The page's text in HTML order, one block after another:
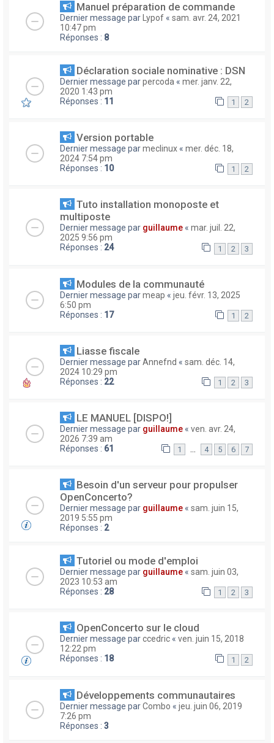
Manuel préparation de commande
Dernier message par Lypof « sam. avr. 24, 2021
10:47 pm
Réponses : 8
Déclaration sociale nominative : DSN
Dernier message parpercoda « mer. janv. 22,
2020 1:43 pm
Réponses : 11 1 2
Version portable
Dernier message parmeclinux « mer. déc. 18,
2024 7:54 pm
Réponses : 10 1 2
Tuto installation monoposte et
multiposte
Dernier message par guillaume « mar. juil. 22,
2025 9:56 pm
Réponses : 24 1 2 3
Modules de la communauté
Dernier message parmeap « jeu. févr. 13, 2025
6:50 pm
Réponses : 17 1 2
Liasse fiscale
Dernier message parAnnefnd « sam. déc. 14,
2024 10:29 pm
Réponses : 22 1 2 3
LE MANUEL [DISPO!]
Dernier message par guillaume « ven. avr. 24,
2026 7:39 am
Réponses : 61 1 … 4 5 6 7
Besoin d'un serveur pour propulser
OpenConcerto?
Dernier message par guillaume « sam. juin 15,
2019 5:55 pm
Réponses : 2
Tutoriel ou mode d'emploi
Dernier message par guillaume « sam. juin 03,
2023 10:53 am
Réponses : 28 1 2 3
OpenConcerto sur le cloud
Dernier message parccedric « ven. juin 15, 2018
12:22 pm
Réponses : 18 1 2
Développements communautaires
Dernier message parCombo « jeu. juin 06, 2019
7:26 pm
Réponses : 3